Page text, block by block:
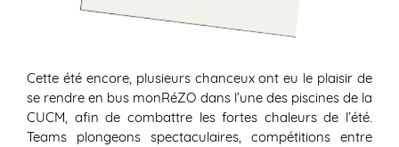
Cette été encore, plusieurs chanceux ont eu le plaisir de
se rendre en bus monRéZO dans l’une des piscines de la
CUCM, afin de combattre les fortes chaleurs de l’été.
Teams plongeons spectaculaires, compétitions entre